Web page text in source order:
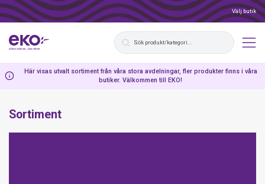
Välj butik
Här visas utvalt sortiment från våra stora avdelningar, fler produkter finns i våra
butiker. Välkommen till EKO!
Sortiment